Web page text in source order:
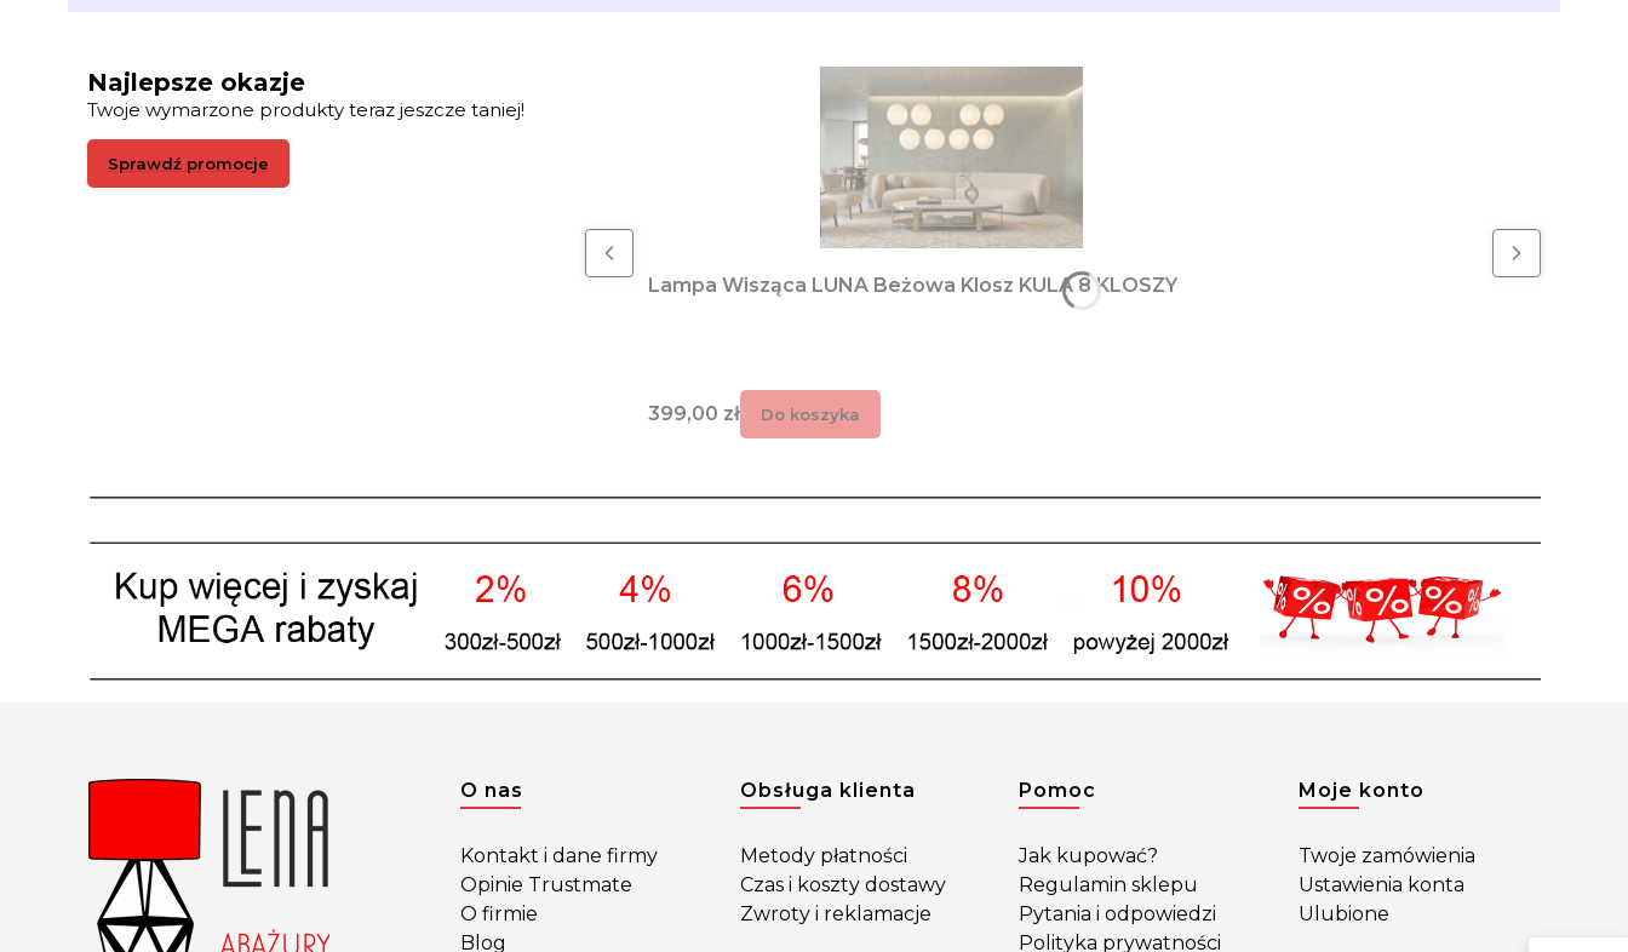
Najlepsze okazje
Twoje wymarzone produkty teraz jeszcze taniej!
Sprawdź promocje
Lampa Wisząca LUNA Beżowa Klosz KULA 8 KLOSZY
Cena
399,00 zł Do koszyka
Linki w stopce
O nas
Kontakt i dane firmy
Opinie Trustmate
O firmie
Blog
Obsługa klienta
Metody płatności
Czas i koszty dostawy
Zwroty i reklamacje
Pomoc
Jak kupować?
Regulamin sklepu
Pytania i odpowiedzi
Polityka prywatności
Moje konto
Twoje zamówienia
Ustawienia konta
Ulubione